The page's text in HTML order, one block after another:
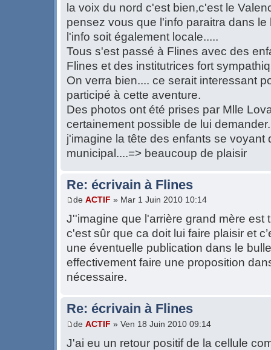
la voix du nord c'est bien,c'est le
pensez vous que l'info paraitra dans
l'info soit également locale.....
Tous s'est passé à Flines avec des
Flines et des institutrices fort
On verra bien.... ce serait interessant
participé à cette aventure.
Des photos ont été prises par Mlle
certainement possible de lui
j'imagine la tête des enfants se voyant
municipal....=> beaucoup de plaisir
Re: écrivain à Flines
de ACTIF » Mar 1 Juin 2010 10:14
J''imagine que l'arrière grand mère est
c'est sûr que ca doit lui faire plaisir et
une éventuelle publication dans le
effectivement faire une proposition
nécessaire.
Re: écrivain à Flines
de ACTIF » Ven 18 Juin 2010 09:14
J'ai eu un retour positif de la cellule